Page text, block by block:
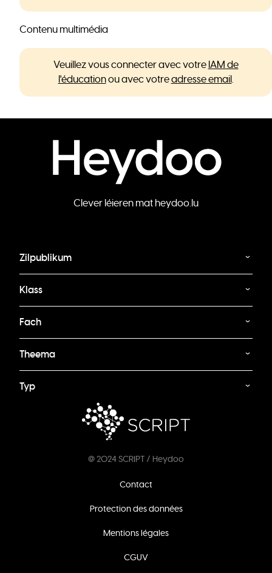
Contenu multimédia
Veuillez vous connecter avec votre IAM de
l'éducationou avec votreadresse email.
Clever léieren mat heydoo.lu
Zilpublikum
Klass
Fach
Theema
Typ
@ 2024 SCRIPT / Heydoo
Contact
Protection des données
Mentions légales
CGUV